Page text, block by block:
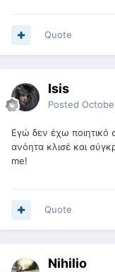
Quote
Isis
Posted
Εγώ δεν έχω ποιητικό
ανόητα κλισέ και
me!
Quote
Nihilio